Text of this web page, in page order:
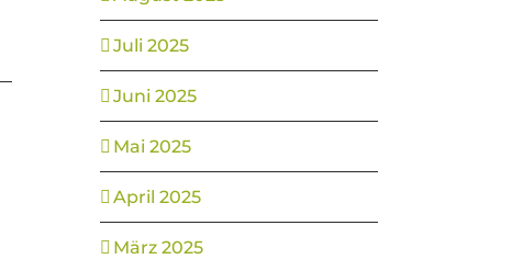
Juli 2025
Juni 2025
Mai 2025
April 2025
März 2025